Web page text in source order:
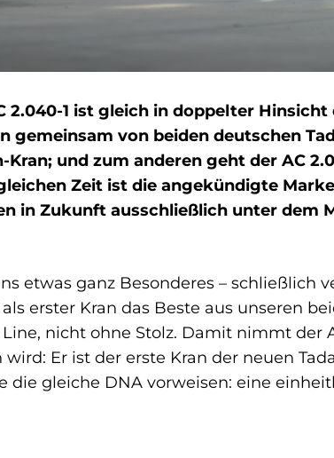
2.040-1 ist gleich in doppelter
gemeinsam von beiden deutschen
und zum anderen geht der AC
Zeit ist die angekündigte
in Zukunft ausschließlich unter dem
etwas ganz Besonderes – schließlich
erster Kran das Beste aus unseren
nicht ohne Stolz. Damit nimmt der
Er ist der erste Kran der neuen
gleiche DNA vorweisen: eine